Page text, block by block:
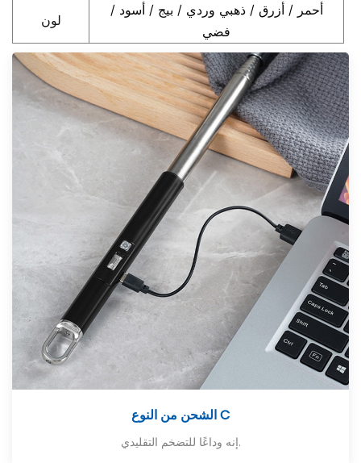
لون
أحمر / أزرق / ذهبي وردي / بيج / أسود /
فضي
الشحن من النوع C
إنه وداعًا للتضخم التقليدي.